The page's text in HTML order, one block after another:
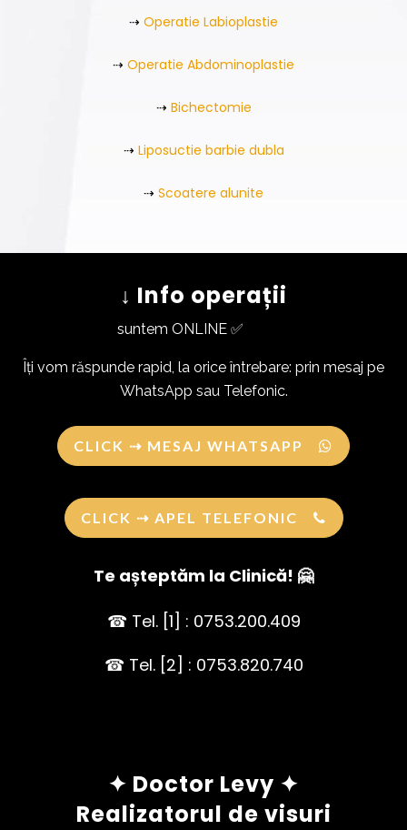
⇢ Operatie Labioplastie
⇢ Operatie Abdominoplastie
⇢ Bichectomie
⇢ Liposuctie barbie dubla
⇢ Scoatere alunite
↓ Info operații
suntem ONLINE ✅
Îți vom răspunde rapid, la orice întrebare: prin mesaj pe
WhatsApp sau Telefonic.
CLICK ⇢ MESAJ WHATSAPP
CLICK ⇢ APEL TELEFONIC
Te așteptăm la Clinică! 🤗
☎ Tel. [1] : 0753.200.409
☎ Tel. [2] : 0753.820.740
✦ Doctor Levy ✦
Realizatorul de visuri